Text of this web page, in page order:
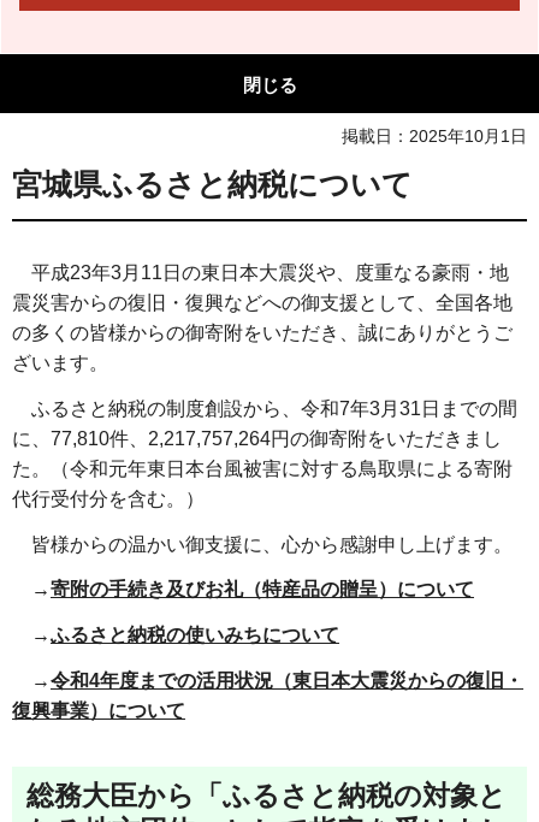
閉じる
掲載日：2025年10月1日
宮城県ふるさと納税について
平成23年3月11日の東日本大震災や、度重なる豪雨・地
震災害からの復旧・復興などへの御支援として、全国各地
の多くの皆様からの御寄附をいただき、誠にありがとうご
ざいます。
ふるさと納税の制度創設から、令和7年3月31日までの間
に、77,810件、2,217,757,264円の御寄附をいただきまし
た。（令和元年東日本台風被害に対する鳥取県による寄附
代行受付分を含む。）
皆様からの温かい御支援に、心から感謝申し上げます。
→寄附の手続き及びお礼（特産品の贈呈）について
→ふるさと納税の使いみちについて
→令和4年度までの活用状況（東日本大震災からの復旧・
復興事業）について
総務大臣から「ふるさと納税の対象と